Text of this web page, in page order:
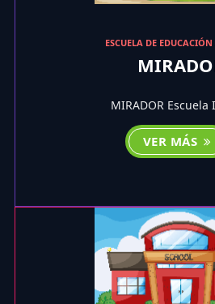
ESCUELA DE
MIRADOR
VER MÁS